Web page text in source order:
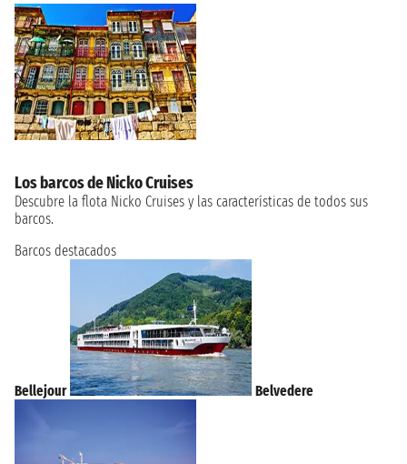
Los barcos de Nicko Cruises
Descubre la flota Nicko Cruises y las características de todos sus
barcos.
Barcos destacados
Bellejour Belvedere